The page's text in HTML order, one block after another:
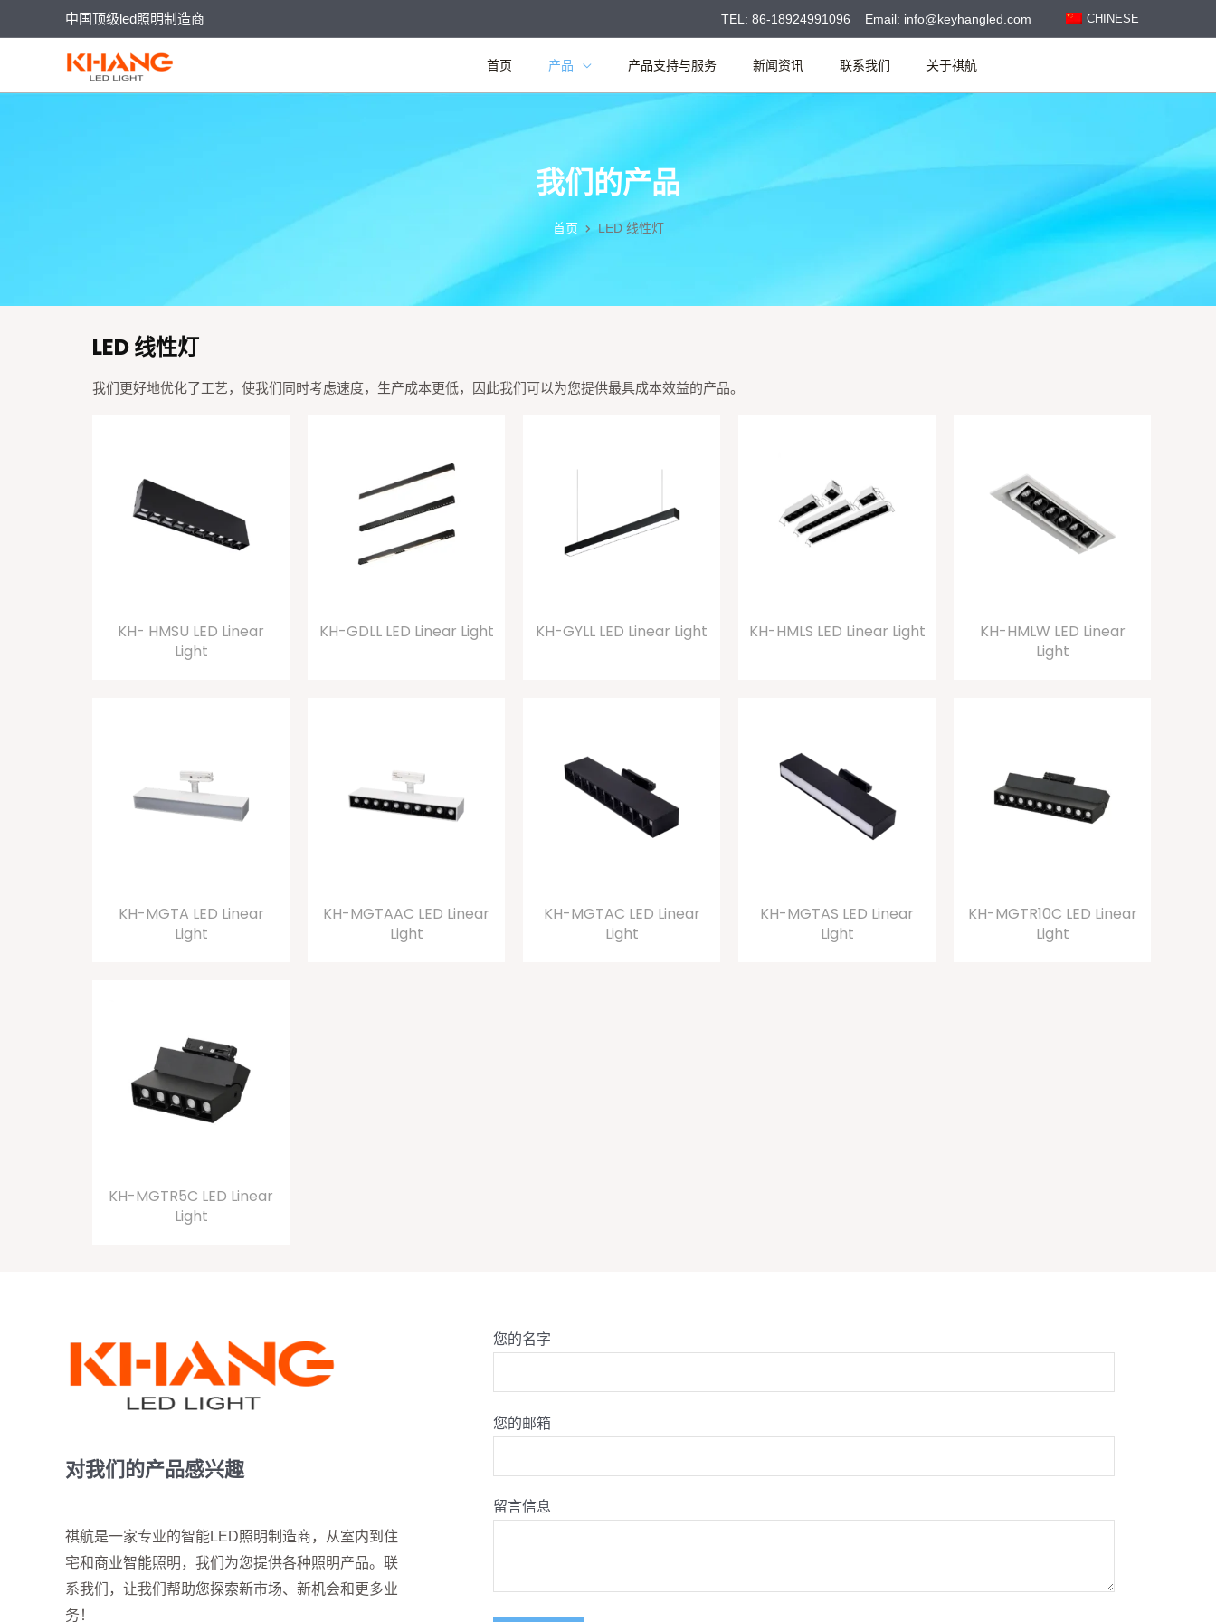
至
容
中国顶级led照明制造商 TEL: 86-18924991096 Email: info@keyhangled.com CHINESE
首页 产品 产品支持与服务 新闻资讯 联系我们 关于祺航
索
我们的产品
首页 LED 线性灯
LED 线性灯
我们更好地优化了工艺，使我们同时考虑速度，生产成本更低，因此我们可以为您提供最具成本效益的产品。
KH- HMSU LED Linear
Light
KH-GDLL LED Linear Light KH-GYLL LED Linear Light KH-HMLS LED Linear Light
KH-HMLW LED Linear
Light
KH-MGTA LED Linear
Light
KH-MGTAAC LED Linear
Light
KH-MGTAC LED Linear
Light
KH-MGTAS LED Linear
Light
KH-MGTR10C LED Linear
Light
KH-MGTR5C LED Linear
Light
对我们的产品感兴趣
祺航是一家专业的智能LED照明制造商，从室内到住
宅和商业智能照明，我们为您提供各种照明产品。联
系我们，让我们帮助您探索新市场、新机会和更多业
务！
您的名字
您的邮箱
留言信息